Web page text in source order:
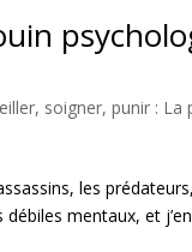
soigner, punir :
les
mentaux, et